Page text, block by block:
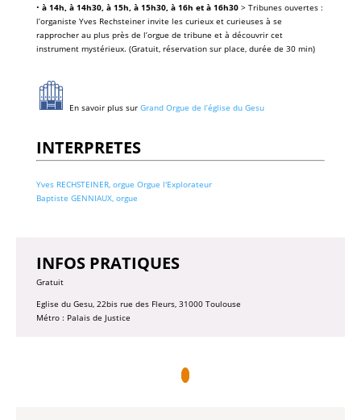
• à 14h, à 14h30, à 15h, à 15h30, à 16h et à 16h30> Tribunes ouvertes :
l’organiste Yves Rechsteiner invite les curieux et curieuses à se
rapprocher au plus près de l’orgue de tribune et à découvrir cet
instrument mystérieux. (Gratuit, réservation sur place, durée de 30 min)
En savoir plus sur Grand Orgue de l’église du Gesu
INTERPRETES
Yves RECHSTEINER, orgue Orgue l'Explorateur
Baptiste GENNIAUX, orgue
INFOS PRATIQUES
Gratuit
Eglise du Gesu, 22bis rue des Fleurs, 31000 Toulouse
Métro : Palais de Justice